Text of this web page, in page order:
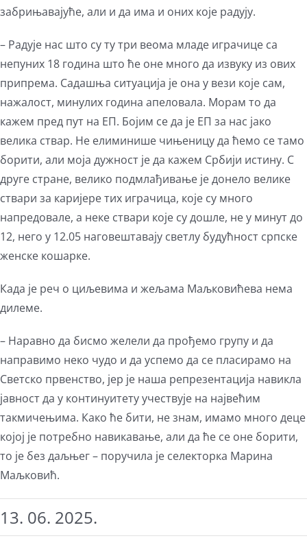
забрињавајуће, али и да има и оних које радују.
– Радује нас што су ту три веома младе играчице са
непуних 18 година што ће оне много да извуку из ових
припрема. Садашња ситуација је она у вези које сам,
нажалост, минулих година апеловала. Морам то да
кажем пред пут на ЕП. Бојим се да је ЕП за нас јако
велика ствар. Не елиминише чињеницу да ћемо се тамо
борити, али моја дужност је да кажем Србији истину. С
друге стране, велико подмлађивање је донело велике
ствари за каријере тих играчица, које су много
напредовале, а неке ствари које су дошле, не у минут до
12, него у 12.05 наговештавају светлу будућност српске
женске кошарке.
Када је реч о циљевима и жељама Маљковићева нема
дилеме.
– Наравно да бисмо желели да прођемо групу и да
направимо неко чудо и да успемо да се пласирамо на
Светско првенство, јер је наша репрезентација навикла
јавност да у континуитету учествује на највећим
такмичењима. Како ће бити, не знам, имамо много деце
којој је потребно навикавање, али да ће се оне борити,
то је без даљњег – поручила је селекторка Марина
Маљковић.
13. 06. 2025.